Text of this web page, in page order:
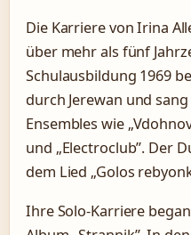
Die Karriere von Irina
über mehr als fünf
Schulausbildung 1969
durch Jerewan und
Ensembles wie
und „Electroclub”. Der
dem Lied „Golos
Ihre Solo-Karriere